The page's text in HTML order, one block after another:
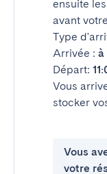
ensuite les
avant
Type
Arrivée : à
Départ:
Vous
stocker
Vous
votre